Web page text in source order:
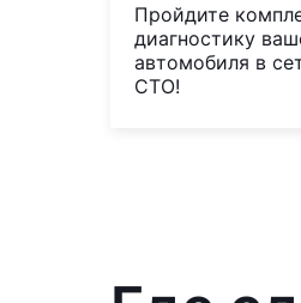
Пройдите
диагностику
автомобиля в
СТО!